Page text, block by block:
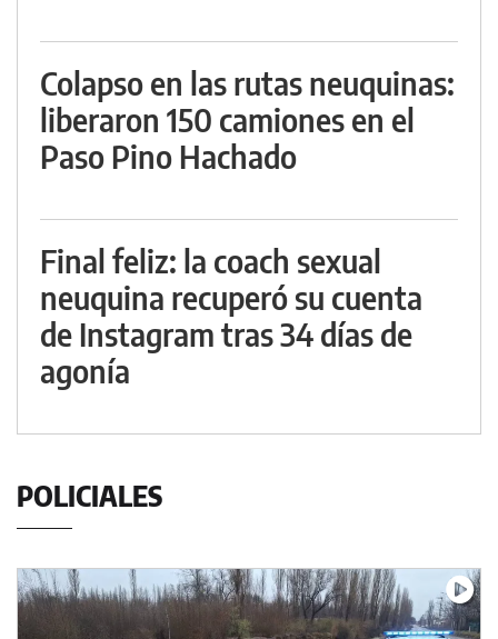
Colapso en las rutas neuquinas:
liberaron 150 camiones en el
Paso Pino Hachado
Final feliz: la coach sexual
neuquina recuperó su cuenta
de Instagram tras 34 días de
agonía
POLICIALES